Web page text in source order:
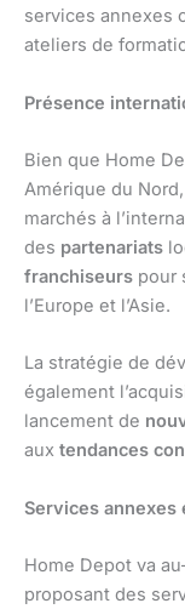
services annexes
ateliers de
Présence
Bien que Home
Amérique du
marchés à
des partenariats
franchiseurs pour
l’Europe et l’Asie.
La stratégie de
également
lancement de
aux tendances
Services
Home Depot va
proposant des